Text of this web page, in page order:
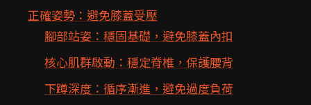
正確姿勢：避免膝蓋受壓
腳部站姿：穩固基礎，避免膝蓋內扣
核心肌群啟動：穩定脊椎，保護腰背
下蹲深度：循序漸進，避免過度負荷